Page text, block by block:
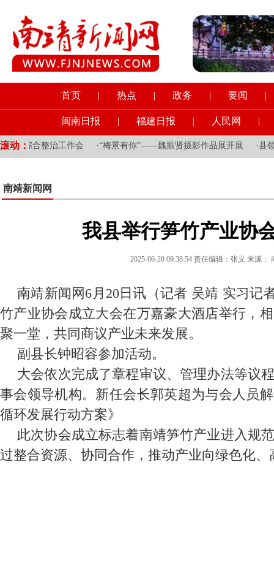
首页 | 热点 | 政务 | 要闻 |
闽南日报 | 福建日报 | 人民网 |
滚动：
全综合整治工作会 “梅景有你”——魏振贤摄影作品展开展 县领
南靖新闻网
我县举行笋竹产业协
2025-06-20 09:38:54 责任编辑：张义 来源：
南靖新闻网6月20日讯（记者 吴靖 实习记
竹产业协会成立大会在万嘉豪大酒店举行，
聚一堂，共同商议产业未来发展。
副县长钟昭容参加活动。
大会依次完成了章程审议、管理办法等议
事会领导机构。新任会长郭英超为与会人员
循环发展行动方案》
此次协会成立标志着南靖笋竹产业进入规
过整合资源、协同合作，推动产业向绿色化、